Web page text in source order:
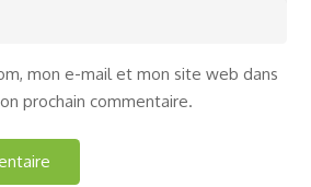
mon e-mail et mon site web dans
prochain commentaire.